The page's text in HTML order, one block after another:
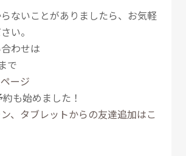
ないことがありましたら、お気軽
い。
わせは
で
ージ
も始めました！
、タブレットからの友達追加はこ